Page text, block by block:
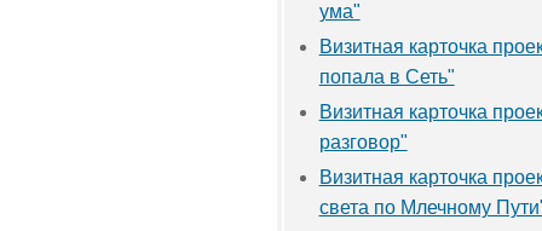
ума"
Визитная карточка
попала в Сеть"
Визитная карточка
разговор"
Визитная карточка
света по Млечному